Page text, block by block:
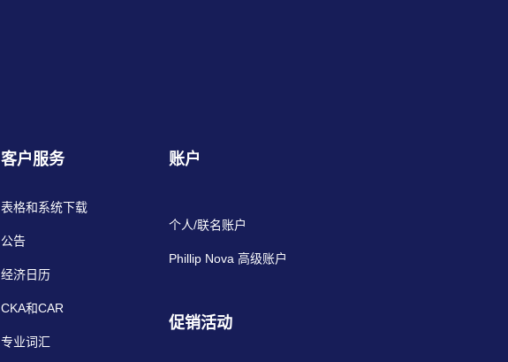
客户服务
表格和系统下载
公告
经济日历
CKA和CAR
专业词汇
账户
个人/联名账户
Phillip Nova 高级账户
促销活动